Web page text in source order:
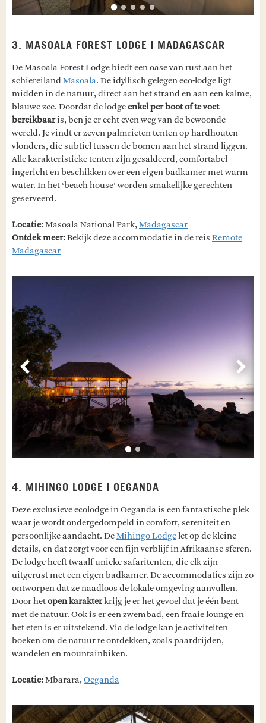
3. MASOALA FOREST LODGE | MADAGASCAR
De Masoala Forest Lodge biedt een oase van rust aan het
schiereilandMasoala. De idyllisch gelegen eco-lodge ligt
midden in de natuur, direct aan het strand en aan een kalme,
blauwe zee. Doordat de lodgeenkel per boot of te voet
bereikbaaris, ben je er echt even weg van de bewoonde
wereld. Je vindt er zeven palmrieten tenten op hardhouten
vlonders, die subtiel tussen de bomen aan het strand liggen.
Alle karakteristieke tenten zijn gesaldeerd, comfortabel
ingericht en beschikken over een eigen badkamer met warm
water. In het ‘beach house’ worden smakelijke gerechten
geserveerd.
Locatie:Masoala National Park, Madagascar
Ontdek meer:Bekijk deze accommodatie in de reis Remote
Madagascar
Vorige
4. MIHINGO LODGE | OEGANDA
Deze exclusieve ecolodge in Oeganda is een fantastische plek
waar je wordt ondergedompeld in comfort, sereniteit en
persoonlijke aandacht. DeMihingo Lodgelet op de kleine
details, en dat zorgt voor een fijn verblijf in Afrikaanse sferen.
De lodge heeft twaalf unieke safaritenten, die elk zijn
uitgerust met een eigen badkamer. De accommodaties zijn zo
ontworpen dat ze naadloos de lokale omgeving aanvullen.
Door hetopen karakterkrijg je er het gevoel dat je één bent
met de natuur. Ook is er een zwembad, een fraaie lounge en
het eten is er uitstekend. Via de lodge kan je activiteiten
boeken om de natuur te ontdekken, zoals paardrijden,
wandelen en mountainbiken.
Locatie:Mbarara, Oeganda